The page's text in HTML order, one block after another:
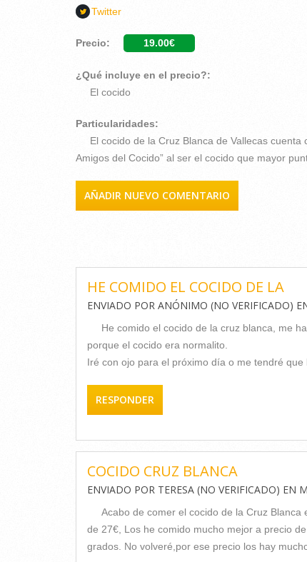
Twitter
Precio: 19.00€
¿Qué incluye en el precio?:
El cocido
Particularidades:
El cocido de la Cruz Blanca de Vallecas
Amigos del Cocido” al ser el cocido que mayor
AÑADIR NUEVO COMENTARIO
HE COMIDO EL COCIDO DE LA
ENVIADO POR ANÓNIMO (NO VERIFICADO)
He comido el cocido de la cruz blanca, me
porque el cocido era normalito.
Iré con ojo para el próximo día o me tendré
RESPONDER
COCIDO CRUZ BLANCA
ENVIADO POR TERESA (NO VERIFICADO) EN
Acabo de comer el cocido de la Cruz
de 27€, Los he comido mucho mejor a precio
grados. No volveré,por ese precio los hay